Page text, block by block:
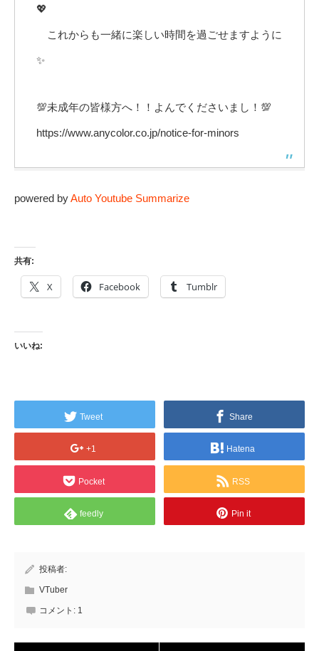
💖
これからも一緒に楽しい時間を過ごせますように
✨
💯未成年の皆様方へ！！よんでくださいまし！💯
https://www.anycolor.co.jp/notice-for-minors
powered byAuto Youtube Summarize
共有:
X Facebook Tumblr
いいね:
Tweet Share
+1 Hatena
Pocket RSS
feedly Pin it
投稿者:
VTuber
コメント: 1